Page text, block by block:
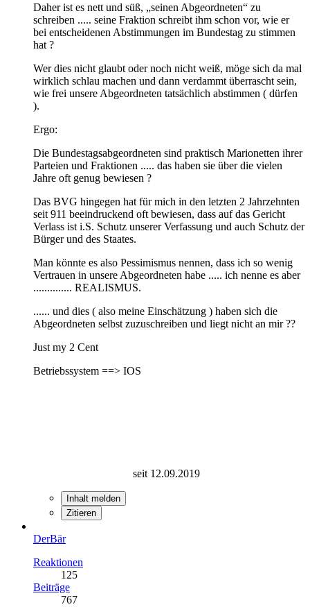
Daher ist es nett und süß, „seinen Abgeordneten“ zu
schreiben ..... seine Fraktion schreibt ihm schon vor, wie er
bei entscheidenen Abstimmungen im Bundestag zu stimmen
hat ?
Wer dies nicht glaubt oder noch nicht weiß, möge sich da mal
wirklich schlau machen und dann verdammt überrascht sein,
wie frei unsere Abgeordneten tatsächlich abstimmen ( dürfen
).
Ergo:
Die Bundestagsabgeordneten sind praktisch Marionetten ihrer
Parteien und Fraktionen ..... das haben sie über die vielen
Jahre oft genug bewiesen ?
Das BVG hingegen hat für mich in den letzten 2 Jahrzehnten
seit 911 beeindruckend oft bewiesen, dass auf das Gericht
Verlass ist i.S. Schutz unserer Verfassung und auch Schutz der
Bürger und des Staates.
Man könnte es also Pessimismus nennen, dass ich so wenig
Vertrauen in unsere Abgeordneten habe ..... ich nenne es aber
.............. REALISMUS.
...... und dies ( also meine Einschätzung ) haben sich die
Abgeordneten selbst zuzuschreiben und liegt nicht an mir ??
Just my 2 Cent
Betriebssystem ==> IOS
seit 12.09.2019
Inhalt melden
Zitieren
DerBär
Reaktionen
125
Beiträge
767